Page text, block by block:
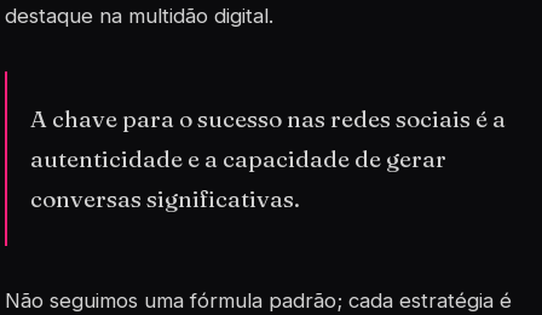
destaque na multidão digital.
A chave para o sucesso nas redes sociais é a
autenticidade e a capacidade de gerar
conversas significativas.
Não seguimos uma fórmula padrão; cada estratégia é